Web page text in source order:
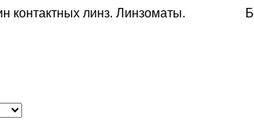
контактных линз. Линзоматы.